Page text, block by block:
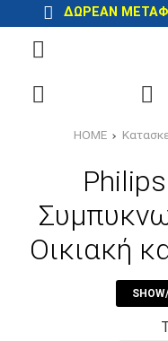
ΔΩΡΕΆΝ
HOME
Οικιακή